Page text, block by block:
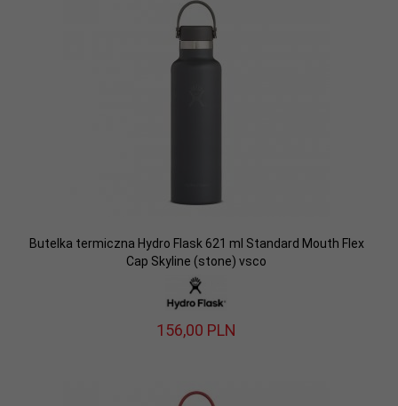
Butelka termiczna Hydro Flask 621 ml Standard Mouth Flex
Cap Skyline (stone) vsco
156,00 PLN